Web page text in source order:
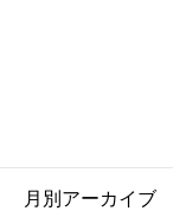
月別アーカイブ